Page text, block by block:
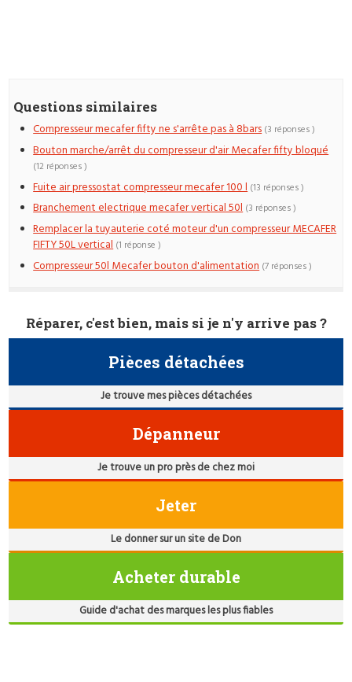
Questions similaires
Compresseur mecafer fifty ne s'arrête pas à 8bars (3 réponses )
Bouton marche/arrêt du compresseur d'air Mecafer fifty bloqué
(12 réponses )
Fuite air pressostat compresseur mecafer 100 l (13 réponses )
Branchement electrique mecafer vertical 50l (3 réponses )
Remplacer la tuyauterie coté moteur d'un compresseur MECAFER
FIFTY 50L vertical (1 réponse )
Compresseur 50l Mecafer bouton d'alimentation (7 réponses )
Réparer, c'est bien, mais si je n'y arrive pas ?
Pièces détachées
Je trouve mes pièces détachées
Dépanneur
Je trouve un pro près de chez moi
Jeter
Le donner sur un site de Don
Acheter durable
Guide d'achat des marques les plus fiables